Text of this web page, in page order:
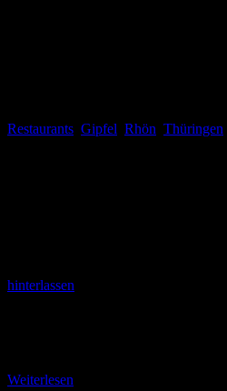
Restaurants Gipfel Rhön Thüringen
hinterlassen
Weiterlesen